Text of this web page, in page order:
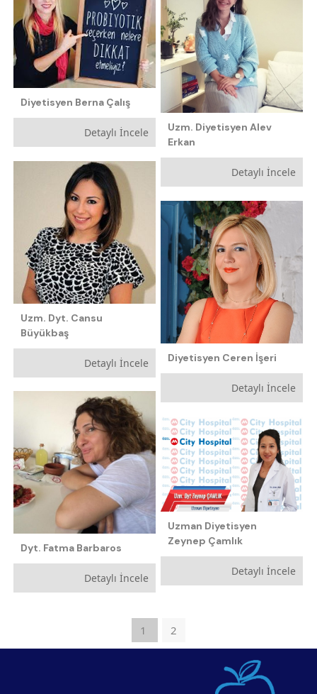
Diyetisyen Berna Çalış
Detaylı İncele
Uzm. Diyetisyen Alev
Erkan
Detaylı İncele
Uzm. Dyt. Cansu
Büyükbaş
Detaylı İncele Diyetisyen Ceren İşeri
Detaylı İncele
Dyt. Fatma Barbaros
Detaylı İncele
Uzman Diyetisyen
Zeynep Çamlık
Detaylı İncele
1 2